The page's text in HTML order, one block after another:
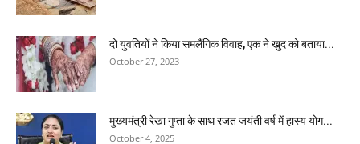
दो युवतियों ने किया समलैंगिक विवाह, एक ने खुद को बताया...
October 27, 2023
मुख्यमंत्री रेखा गुप्ता के साथ रजत जयंती वर्ष में हास्य योग...
October 4, 2025